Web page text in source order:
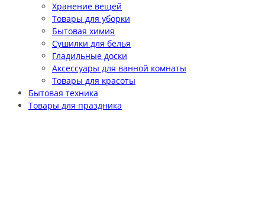
Хранение вещей
Товары для уборки
Бытовая химия
Сушилки для белья
Гладильные доски
Аксессуары для ванной комнаты
Товары для красоты
Бытовая техника
Товары для праздника